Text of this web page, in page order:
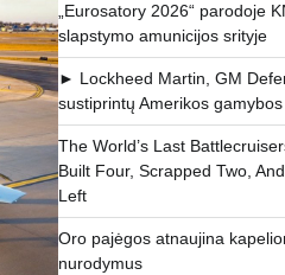
„Eurosatory 2026“ parodoje
slapstymo amunicijos srityje
► Lockheed Martin, GM
sustiprintų Amerikos
The World’s Last
Built Four, Scrapped Two,
Left
Oro pajėgos atnaujina
nurodymus